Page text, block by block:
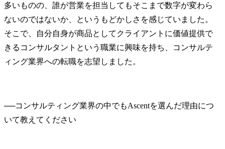
多いものの、誰が営業を担当してもそこまで数字が変わら
ないのではないか、というもどかしさを感じていました。
そこで、自分自身が商品としてクライアントに価値提供で
きるコンサルタントという職業に興味を持ち、コンサルテ
ィング業界への転職を志望しました。
──コンサルティング業界の中でもAscentを選んだ理由につ